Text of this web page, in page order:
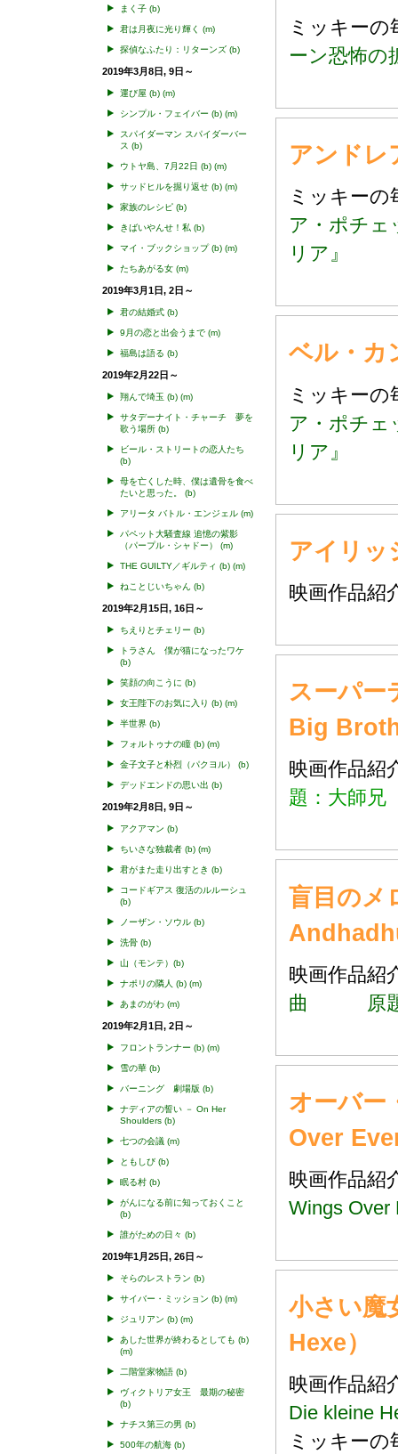
まく子 (b)
君は月夜に光り輝く (m)
探偵なふたり：リターンズ (b)
2019年3月8日, 9日～
運び屋 (b) (m)
シンプル・フェイバー (b) (m)
スパイダーマン スパイダーバー
ス (b)
ウトヤ島、7月22日 (b) (m)
サッドヒルを掘り返せ (b) (m)
家族のレシピ (b)
きばいやんせ！私 (b)
マイ・ブックショップ (b) (m)
たちあがる女 (m)
2019年3月1日, 2日～
君の結婚式 (b)
9月の恋と出会うまで (m)
福島は語る (b)
2019年2月22日～
翔んで埼玉 (b) (m)
サタデーナイト・チャーチ 夢を
歌う場所 (b)
ビール・ストリートの恋人たち
(b)
母を亡くした時、僕は遺骨を食べ
たいと思った。
(b)
アリータ バトル・エンジェル (m)
パペット大騒査線 追憶の紫影
（パープル・シャドー）
(m)
THE GUILTY／ギルティ (b) (m)
ねことじいちゃん (b)
2019年2月15日, 16日～
ちえりとチェリー (b)
トラさん 僕が猫になったワケ
(b)
笑顔の向こうに (b)
女王陛下のお気に入り (b) (m)
半世界 (b)
フォルトゥナの瞳 (b) (m)
金子文子と朴烈（パクヨル） (b)
デッドエンドの思い出 (b)
2019年2月8日, 9日～
アクアマン (b)
ちいさな独裁者 (b) (m)
君がまた走り出すとき (b)
コードギアス 復活のルルーシュ
(b)
ノーザン・ソウル (b)
洗骨 (b)
山（モンテ）(b)
ナポリの隣人 (b) (m)
あまのがわ (m)
2019年2月1日, 2日～
フロントランナー (b) (m)
雪の華 (b)
バーニング 劇場版 (b)
ナディアの誓い － On Her
Shoulders (b)
七つの会議 (m)
ともしび (b)
眠る村 (b)
がんになる前に知っておくこと
(b)
誰がための日々 (b)
2019年1月25日, 26日～
そらのレストラン (b)
サイバー・ミッション (b) (m)
ジュリアン (b) (m)
あした世界が終わるとしても (b)
(m)
二階堂家物語 (b)
ヴィクトリア女王 最期の秘密
(b)
ナチス第三の男 (b)
500年の航海 (b)
ミッキー
ーン恐怖の
アンドレ
ミッキー
ア・ポチェ
リア』
ベル・カ
ミッキー
ア・ポチェ
リア』
アイリ
映画作品
スーパ
Big
映画作品
題：大師
盲目の
映画作品
曲 原題
オーバー
Over
映画作品
Wings Over
小さい魔
Hexe）
映画作品
Die kleine
ミッキー